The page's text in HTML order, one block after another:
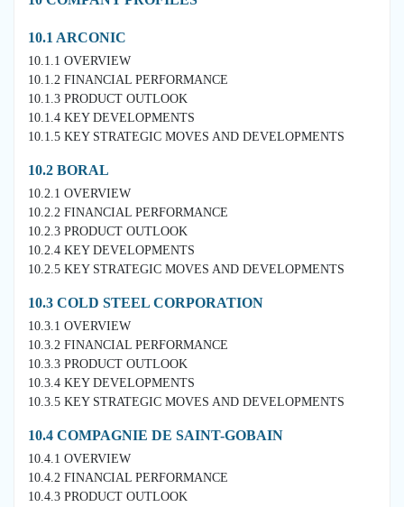
10.1 ARCONIC
10.1.1 OVERVIEW
10.1.2 FINANCIAL PERFORMANCE
10.1.3 PRODUCT OUTLOOK
10.1.4 KEY DEVELOPMENTS
10.1.5 KEY STRATEGIC MOVES AND DEVELOPMENTS
10.2 BORAL
10.2.1 OVERVIEW
10.2.2 FINANCIAL PERFORMANCE
10.2.3 PRODUCT OUTLOOK
10.2.4 KEY DEVELOPMENTS
10.2.5 KEY STRATEGIC MOVES AND DEVELOPMENTS
10.3 COLD STEEL CORPORATION
10.3.1 OVERVIEW
10.3.2 FINANCIAL PERFORMANCE
10.3.3 PRODUCT OUTLOOK
10.3.4 KEY DEVELOPMENTS
10.3.5 KEY STRATEGIC MOVES AND DEVELOPMENTS
10.4 COMPAGNIE DE SAINT-GOBAIN
10.4.1 OVERVIEW
10.4.2 FINANCIAL PERFORMANCE
10.4.3 PRODUCT OUTLOOK